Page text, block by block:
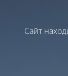
Сайт